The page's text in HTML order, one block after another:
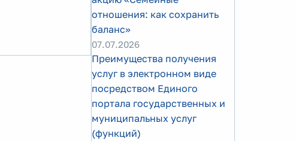
отношения: как сохранить
баланс»
07.07.2026
Преимущества получения
услуг в электронном виде
посредством Единого
портала государственных и
муниципальных услуг
(функций)